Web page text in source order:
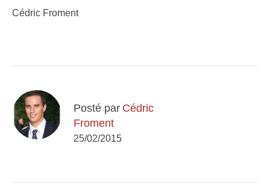
Cédric Froment
Posté par Cédric
Froment
25/02/2015